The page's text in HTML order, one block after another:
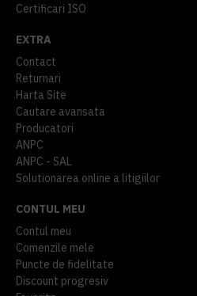
Certificari ISO
EXTRA
Contact
Returnari
Harta Site
Cautare avansata
Producatori
ANPC
ANPC - SAL
Solutionarea online a litigiilor
CONTUL MEU
Contul meu
Comenzile mele
Puncte de fidelitate
Discount progresiv